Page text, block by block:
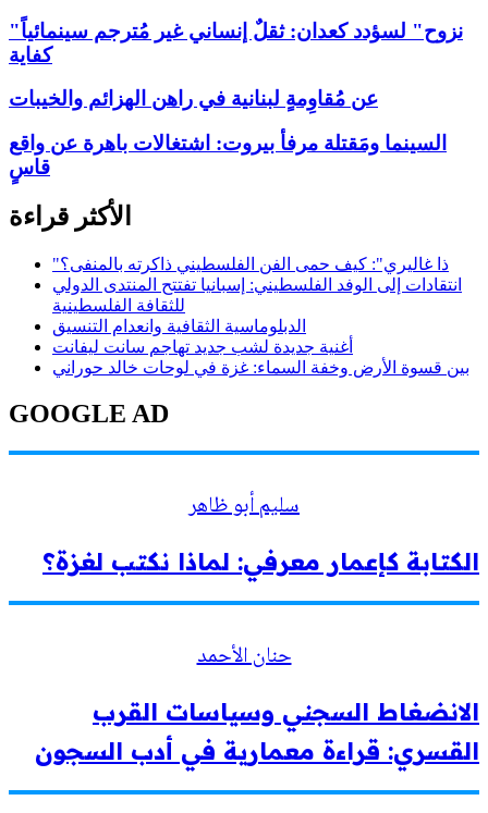
"نزوح" لسؤدد كعدان: ثقلٌ إنساني غير مُترجم سينمائياً
كفاية
عن مُقاوِمةٍ لبنانية في راهن الهزائم والخيبات
السينما ومَقتلة مرفأ بيروت: اشتغالات باهرة عن واقع
قاسٍ
الأكثر قراءة
"ذا غاليري": كيف حمى الفن الفلسطيني ذاكرته بالمنفى؟
انتقادات إلى الوفد الفلسطيني: إسبانيا تفتتح المنتدى الدولي
للثقافة الفلسطينية
الدبلوماسية الثقافية وانعدام التنسيق
أغنية جديدة لشب جديد تهاجم سانت ليفانت
بين قسوة الأرض وخفة السماء: غزة في لوحات خالد حوراني
GOOGLE AD
سليم أبو ظاهر
الكتابة كإعمار معرفي: لماذا نكتب لغزة؟
حنان الأحمد
الانضغاط السجني وسياسات القرب
القسري: قراءة معمارية في أدب السجون